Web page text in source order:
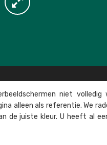
niet
alleen als referentie. We
de juiste kleur. U heeft al